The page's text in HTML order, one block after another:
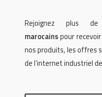
Rejoignez plus
marocainspour
nos produits, les offres
de l’internet industriel